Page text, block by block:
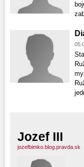
Jozef III
jozefbimko.blog.pravda.sk